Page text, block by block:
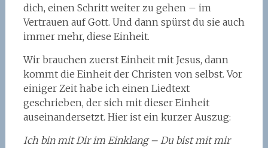
dich, einen Schritt weiter zu gehen – im
Vertrauen auf Gott. Und dann spürst du sie auch
immer mehr, diese Einheit.
Wir brauchen zuerst Einheit mit Jesus, dann
kommt die Einheit der Christen von selbst. Vor
einiger Zeit habe ich einen Liedtext
geschrieben, der sich mit dieser Einheit
auseinandersetzt. Hier ist ein kurzer Auszug:
Ich bin mit Dir im Einklang – Du bist mit mir